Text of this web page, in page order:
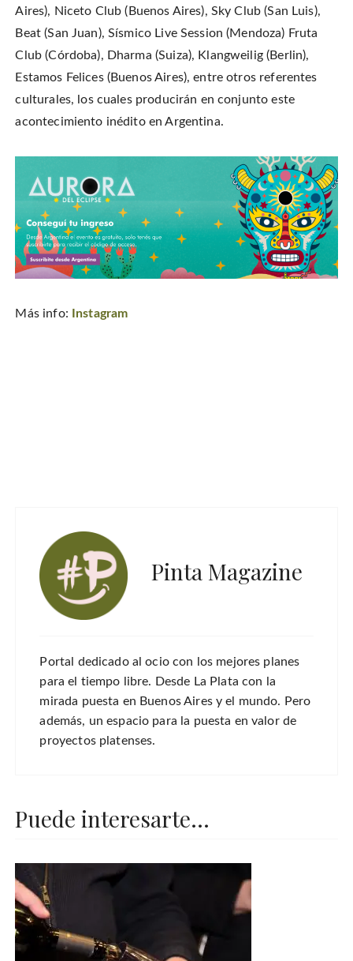
Aires), Niceto Club (Buenos Aires), Sky Club (San Luis),
Beat (San Juan), Sísmico Live Session (Mendoza) Fruta
Club (Córdoba), Dharma (Suiza), Klangweilig (Berlin),
Estamos Felices (Buenos Aires), entre otros referentes
culturales, los cuales producirán en conjunto este
acontecimiento inédito en Argentina.
Más info: Instagram
Pinta Magazine
Portal dedicado al ocio con los mejores planes
para el tiempo libre. Desde La Plata con la
mirada puesta en Buenos Aires y el mundo. Pero
además, un espacio para la puesta en valor de
proyectos platenses.
Puede interesarte...